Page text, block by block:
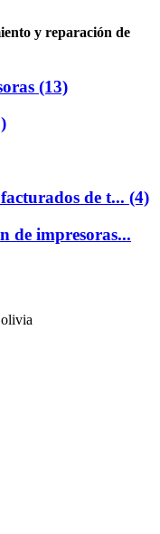
y reparación de
(13)
de t... (4)
de impresoras...